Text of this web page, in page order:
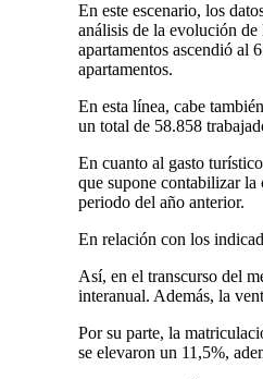
En este escenario, los
análisis de la evolución de
apartamentos ascendió al
apartamentos.
En esta línea, cabe
un total de 58.858
En cuanto al gasto
que supone contabilizar
periodo del año anterior.
En relación con los
Así, en el transcurso del
interanual. Además, la
Por su parte, la
se elevaron un 11,5%,